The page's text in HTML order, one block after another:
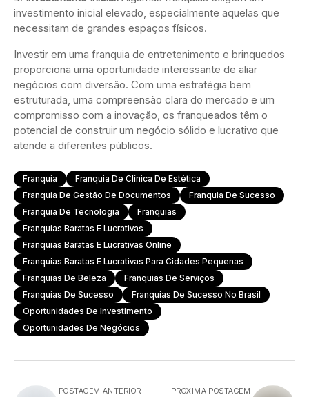
investimento inicial elevado, especialmente aquelas que
necessitam de grandes espaços físicos.
Investir em uma franquia de entretenimento e brinquedos
proporciona uma oportunidade interessante de aliar
negócios com diversão. Com uma estratégia bem
estruturada, uma compreensão clara do mercado e um
compromisso com a inovação, os franqueados têm o
potencial de construir um negócio sólido e lucrativo que
atende a diferentes públicos.
Franquia
Franquia De Clínica De Estética
Franquia De Gestão De Documentos
Franquia De Sucesso
Franquia De Tecnologia
Franquias
Franquias Baratas E Lucrativas
Franquias Baratas E Lucrativas Online
Franquias Baratas E Lucrativas Para Cidades Pequenas
Franquias De Beleza
Franquias De Serviços
Franquias De Sucesso
Franquias De Sucesso No Brasil
Oportunidades De Investimento
Oportunidades De Negócios
POSTAGEM ANTERIOR PRÓXIMA POSTAGEM